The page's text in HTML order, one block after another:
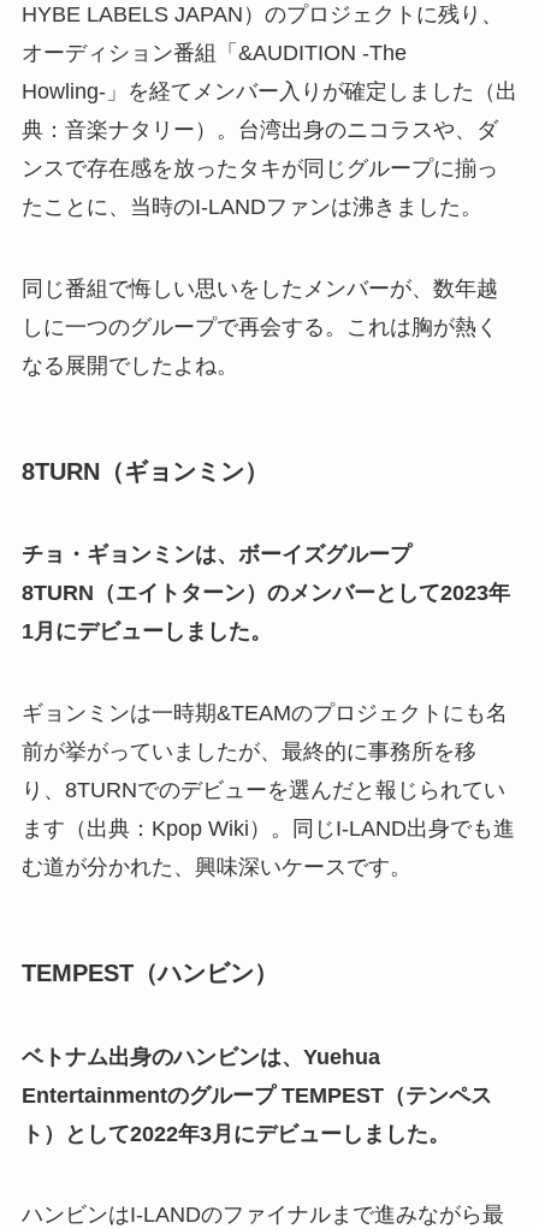
HYBE LABELS JAPAN）のプロジェクトに残り、
オーディション番組「&AUDITION -The
Howling-」を経てメンバー入りが確定しました（出
典：音楽ナタリー）。台湾出身のニコラスや、ダ
ンスで存在感を放ったタキが同じグループに揃っ
たことに、当時のI-LANDファンは沸きました。
同じ番組で悔しい思いをしたメンバーが、数年越
しに一つのグループで再会する。これは胸が熱く
なる展開でしたよね。
8TURN（ギョンミン）
チョ・ギョンミンは、ボーイズグループ
8TURN（エイトターン）のメンバーとして2023年
1月にデビューしました。
ギョンミンは一時期&TEAMのプロジェクトにも名
前が挙がっていましたが、最終的に事務所を移
り、8TURNでのデビューを選んだと報じられてい
ます（出典：Kpop Wiki）。同じI-LAND出身でも進
む道が分かれた、興味深いケースです。
TEMPEST（ハンビン）
ベトナム出身のハンビンは、Yuehua
Entertainmentのグループ TEMPEST（テンペス
ト）として2022年3月にデビューしました。
ハンビンはI-LANDのファイナルまで進みながら最